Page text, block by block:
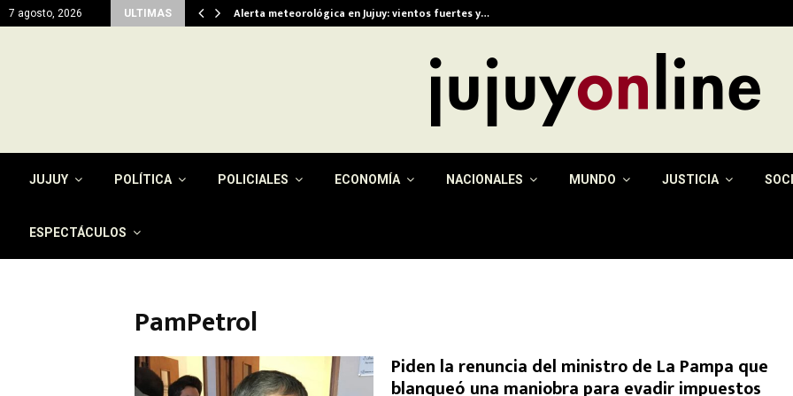
7 agosto, 2026 ULTIMAS Alerta meteorológica en Jujuy: vientos fuertes y…
JUJUY POLÍTICA POLICIALES ECONOMÍA NACIONALES MUNDO JUSTICIA
ESPECTÁCULOS
PamPetrol
Piden la renuncia del ministro de La Pampa que
blanqueó una maniobra para evadir impuestos